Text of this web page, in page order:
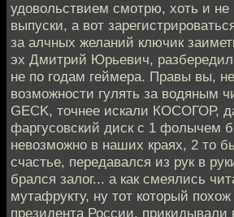
удовольствием смотрю, хоть и не
выпуски, а вот
за алчных желаний ключик
эх Дмитрий Юрьевич,
не по годам геймера. Правы вы,
возможности гулять за водяным
GECK, точнее искали КОСОГОР,
фаргусовский диск с 1 фолычем
невозможно в наших краях, 2 то
счастье, передавался из рук в
брался залог... а как смеялись
мутафрукту, ну тот который похож
президента России, прикидывали